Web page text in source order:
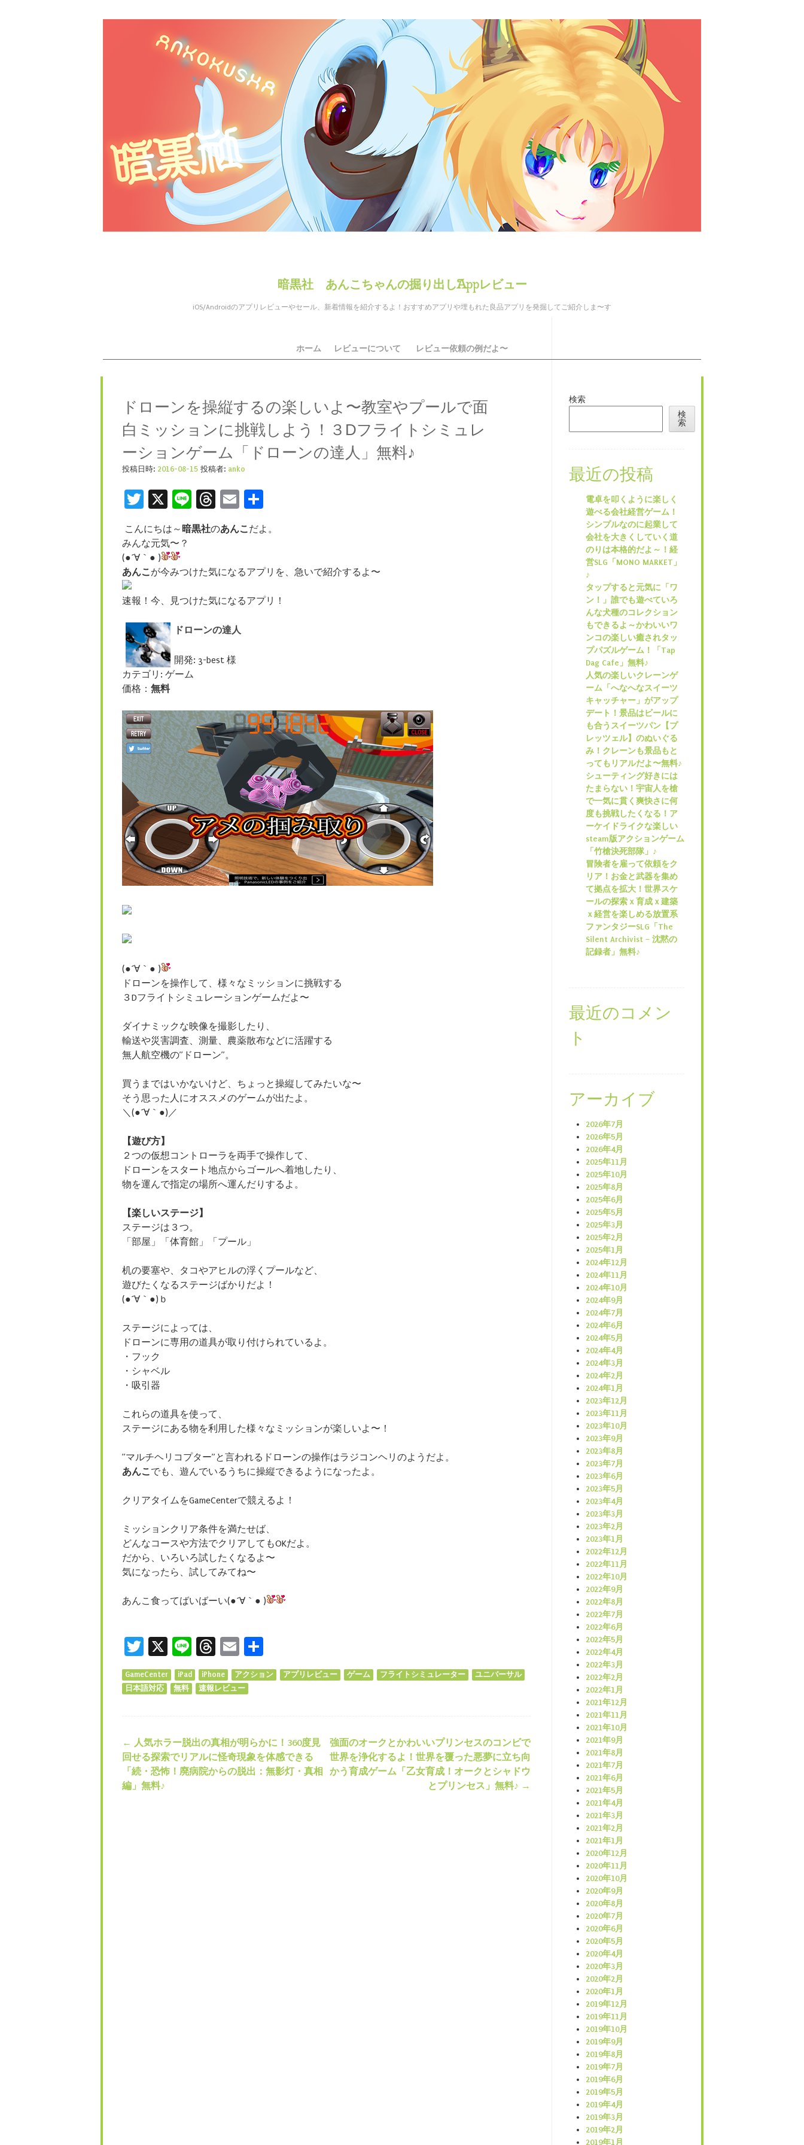
暗黒社 あんこちゃんの掘り出しAppレビュー
iOS/Androidのアプリレビューやセール、新着情報を紹介するよ！おすすめアプリや埋もれた良品アプリを発掘してご紹介しま〜す
メニュー ホーム レビューについて レビュー依頼の例だよ〜
ドローンを操縦するの楽しいよ〜教室やプールで面
白ミッションに挑戦しよう！３Dフライトシミュレ
ーションゲーム「ドローンの達人」無料♪
投稿日時: 2016-08-15 投稿者: anko
Twitter
X LineThreads
Email
こんにちは～ 暗黒社のあんこだよ。
みんな元気〜？
(●´∀｀● )
あんこが今みつけた気になるアプリを、急いで紹介するよ〜
速報！今、見つけた気になるアプリ！
ドローンの達人
開発: 3-best 様
カテゴリ: ゲーム
価格： 無料
(●´∀｀● )
ドローンを操作して、様々なミッションに挑戦する
３Dフライトシミュレーションゲームだよ〜
ダイナミックな映像を撮影したり、
輸送や災害調査、測量、農薬散布などに活躍する
無人航空機の”ドローン”。
買うまではいかないけど、ちょっと操縦してみたいな〜
そう思った人にオススメのゲームが出たよ。
＼(●´∀｀●)／
【遊び方】
２つの仮想コントローラを両手で操作して、
ドローンをスタート地点からゴールへ着地したり、
物を運んで指定の場所へ運んだりするよ。
【楽しいステージ】
ステージは３つ。
「部屋」「体育館」「プール」
机の要塞や、タコやアヒルの浮くプールなど、
遊びたくなるステージばかりだよ！
(●´∀｀●)ｂ
ステージによっては、
ドローンに専用の道具が取り付けられているよ。
・フック
・シャベル
・吸引器
これらの道具を使って、
ステージにある物を利用した様々なミッションが楽しいよ〜！
”マルチヘリコプター”と言われるドローンの操作はラジコンヘリのようだよ。
あんこでも、遊んでいるうちに操縦できるようになったよ。
クリアタイムをGameCenterで競えるよ！
ミッションクリア条件を満たせば、
どんなコースや方法でクリアしてもOKだよ。
だから、いろいろ試したくなるよ〜
気になったら、 試してみてね〜
あんこ食ってばいばーい(●´∀｀● )
Twitter
X LineThreads
Email
有
GameCenter iPad iPhone アクション アプリレビュー ゲーム フライトシミュレーター
ユニバーサル
日本語対応
無料 速報レビュー
投稿ナビゲーション
← 人気ホラー脱出の真相が明らかに！360度見
回せる探索でリアルに怪奇現象を体感できる
「続・恐怖！廃病院からの脱出：無影灯・真相
編」無料♪
強面のオークとかわいいプリンセスのコンビで
世界を浄化するよ！世界を覆った悪夢に立ち向
かう育成ゲーム「乙女育成！オークとシャドウ
とプリンセス」無料♪ →
検索
検
索
最近の投稿
電卓を叩くように楽しく
遊べる会社経営ゲーム！
シンプルなのに起業して
会社を大きくしていく道
のりは本格的だよ～！経
営SLG「MONO MARKET」
♪
タップすると元気に「ワ
ン！」誰でも遊べていろ
んな犬種のコレクション
もできるよ～かわいいワ
ンコの楽しい癒されタッ
プパズルゲーム！「Tap
Dag Cafe」無料♪
人気の楽しいクレーンゲ
ーム「へなへなスイーツ
キャッチャー」がアップ
デート！景品はビールに
も合うスイーツパン【プ
レッツェル】のぬいぐる
み！クレーンも景品もと
ってもリアルだよ〜無料♪
シューティング好きには
たまらない！宇宙人を槍
で一気に貫く爽快さに何
度も挑戦したくなる！ア
ーケイドライクな楽しい
steam版アクションゲーム
「竹槍決死部隊」♪
冒険者を雇って依頼をク
リア！お金と武器を集め
て拠点を拡大！世界スケ
ールの探索ｘ育成ｘ建築
ｘ経営を楽しめる放置系
ファンタジーSLG「The
Silent Archivist – 沈黙の
記録者」無料♪
最近のコメン
ト
アーカイブ
2026年7月
2026年5月
2026年4月
2025年11月
2025年10月
2025年8月
2025年6月
2025年5月
2025年3月
2025年2月
2025年1月
2024年12月
2024年11月
2024年10月
2024年9月
2024年7月
2024年6月
2024年5月
2024年4月
2024年3月
2024年2月
2024年1月
2023年12月
2023年11月
2023年10月
2023年9月
2023年8月
2023年7月
2023年6月
2023年5月
2023年4月
2023年3月
2023年2月
2023年1月
2022年12月
2022年11月
2022年10月
2022年9月
2022年8月
2022年7月
2022年6月
2022年5月
2022年4月
2022年3月
2022年2月
2022年1月
2021年12月
2021年11月
2021年10月
2021年9月
2021年8月
2021年7月
2021年6月
2021年5月
2021年4月
2021年3月
2021年2月
2021年1月
2020年12月
2020年11月
2020年10月
2020年9月
2020年8月
2020年7月
2020年6月
2020年5月
2020年4月
2020年3月
2020年2月
2020年1月
2019年12月
2019年11月
2019年10月
2019年9月
2019年8月
2019年7月
2019年6月
2019年5月
2019年4月
2019年3月
2019年2月
2019年1月